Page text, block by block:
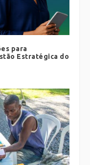
para
Estratégica do